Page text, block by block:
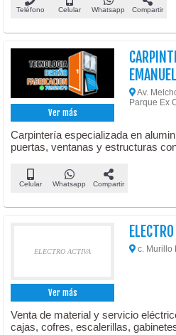
Teléfono Celular Whatsapp Compartir
Ver más
EMANUEL
Av.
Parque Ex
Carpintería especializada en
puertas, ventanas y estructuras
Celular Whatsapp Compartir
ELECTRO ACTIVA
Ver más
c. Murillo
Venta de material y servicio
cajas, cofres, escalerillas,